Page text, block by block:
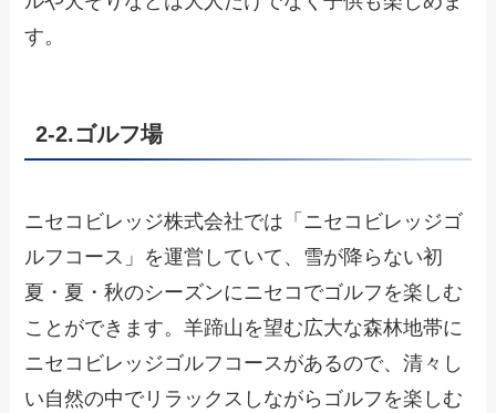
す。
2-2.ゴルフ場
ニセコビレッジ株式会社では「ニセコビレッジゴ
ルフコース」を運営していて、雪が降らない初
夏・夏・秋のシーズンにニセコでゴルフを楽しむ
ことができます。羊蹄山を望む広大な森林地帯に
ニセコビレッジゴルフコースがあるので、清々し
い自然の中でリラックスしながらゴルフを楽しむ